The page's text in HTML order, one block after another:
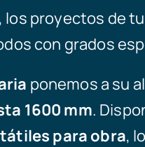
los proyectos de
con grados
ponemos a su
1600 mm.
para obra,